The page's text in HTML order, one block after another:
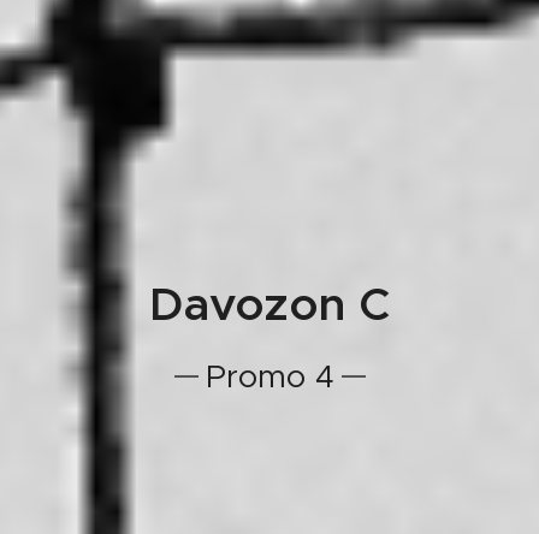
Davozon C
Promo 4